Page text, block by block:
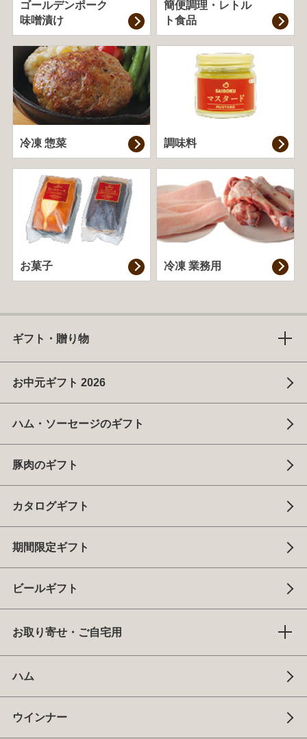
ゴールデンポーク
味噌漬け
簡便調理・ レトル
ト食品
冷凍 惣菜 調味料
お菓子 冷凍 業務用
ギフト・贈り物
お中元ギフト 2026
ハム・ソーセージのギフト
豚肉のギフト
カタログギフト
期間限定ギフト
ビールギフト
お取り寄せ・ご自宅用
ハム
ウインナー